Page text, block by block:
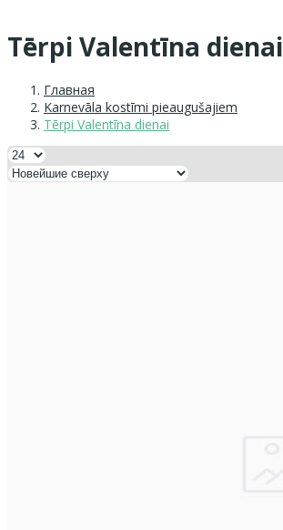
Tērpi Valentīna dienai
Главная
Karnevāla kostīmi pieaugušajiem
Tērpi Valentīna dienai